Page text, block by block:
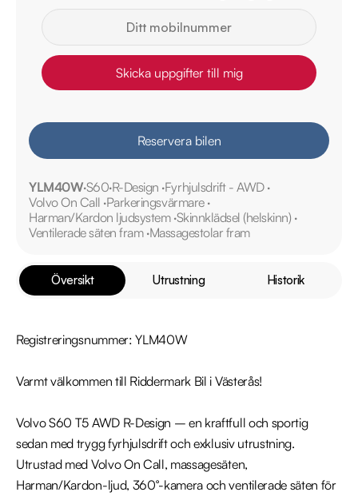
Skicka uppgifter till mig
Reservera bilen
YLM40WS60R-Design Fyrhjulsdrift - AWD
Volvo On Call Parkeringsvärmare
Harman/Kardon ljudsystem Skinnklädsel (helskinn)
Ventilerade säten fram Massagestolar fram
Översikt Utrustning Historik
Registreringsnummer: YLM40W
Varmt välkommen till Riddermark Bil i Västerås!
Volvo S60 T5 AWD R-Design – en kraftfull och sportig
sedan med trygg fyrhjulsdrift och exklusiv utrustning.
Utrustad med Volvo On Call, massagesäten,
Harman/Kardon-ljud, 360°-kamera och ventilerade säten för